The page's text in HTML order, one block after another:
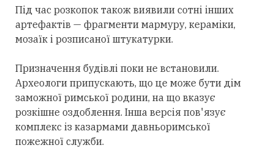
Під час розкопок також виявили сотні інших
артефактів — фрагменти мармуру, кераміки,
мозаїк і розписаної штукатурки.
Призначення будівлі поки не встановили.
Археологи припускають, що це може бути дім
заможної римської родини, на що вказує
розкішне оздоблення. Інша версія пов'язує
комплекс із казармами давньоримської
пожежної служби.